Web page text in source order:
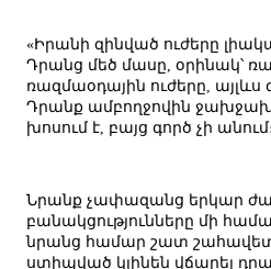
«Իրանի զինված ուժերը
Դրանց մեծ մասը, օրինակ՝
ռազմաօդային ուժերը, այլևս
Դրանք ամբողջովին
խոսում է, բայց գործ չի անում։
Նրանք չափազանց երկար
բանակցությունները մի
նրանց համար շատ շահավետ
ստիպված կլինեն վճարել